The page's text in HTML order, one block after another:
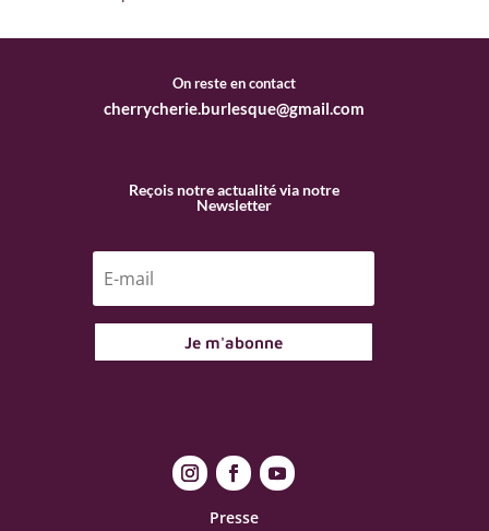
On reste en contact
cherrycherie.burlesque@gmail.com
Reçois notre actualité via notre
Newsletter
Je m'abonne
Presse